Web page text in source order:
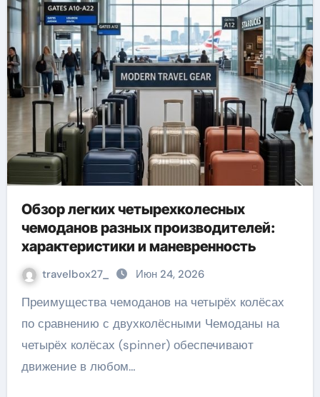
Обзор легких четырехколесных
чемоданов разных производителей:
характеристики и маневренность
travelbox27_ Июн 24, 2026
Преимущества чемоданов на четырёх колёсах
по сравнению с двухколёсными Чемоданы на
четырёх колёсах (spinner) обеспечивают
движение в любом…